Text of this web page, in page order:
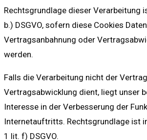
Rechtsgrundlage dieser Verarbeitung
b.) DSGVO, sofern diese Cookies
Vertragsanbahnung oder
werden.
Falls die Verarbeitung nicht der
Vertragsabwicklung dient, liegt unser
Interesse in der Verbesserung der
Internetauftritts. Rechtsgrundlage ist
1 lit. f) DSGVO.